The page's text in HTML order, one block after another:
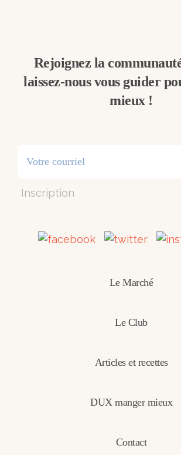
Rejoignez la
laissez-nous vous guider
mieux !
Inscription
Le Marché
Le Club
Articles et recettes
DUX manger mieux
Contact